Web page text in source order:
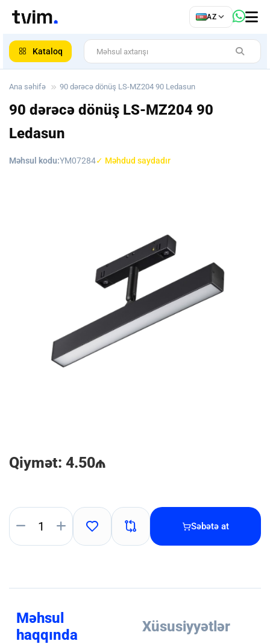
AZ
Kataloq
Ana səhifə 90 dərəcə dönüş LS-MZ204 90 Ledasun
90 dərəcə dönüş LS-MZ204 90
Ledasun
Məhsul kodu:YM07284✓ Məhdud saydadır
Qiymət: 4.50₼
Səbətə at
Məhsul
haqqında
Xüsusiyyətlər